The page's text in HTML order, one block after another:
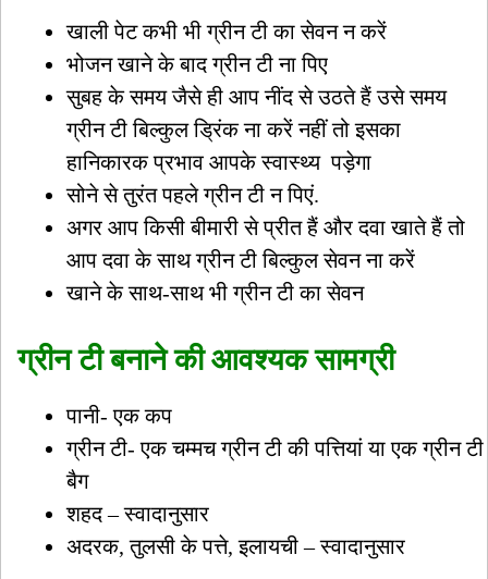
खाली पेट कभी भी ग्रीन टी का सेवन न करें
भोजन खाने के बाद ग्रीन टी ना पिए
सुबह के समय जैसे ही आप नींद से उठते हैं उसे समय
ग्रीन टी बिल्कुल ड्रिंक ना करें नहीं तो इसका
हानिकारक प्रभाव आपके स्वास्थ्य पड़ेगा
सोने से तुरंत पहले ग्रीन टी न पिएं.
अगर आप किसी बीमारी से प्रीत हैं और दवा खाते हैं तो
आप दवा के साथ ग्रीन टी बिल्कुल सेवन ना करें
खाने के साथ-साथ भी ग्रीन टी का सेवन
ग्रीन टी बनाने की आवश्यक सामग्री
पानी- एक कप
ग्रीन टी- एक चम्मच ग्रीन टी की पत्तियां या एक ग्रीन टी
बैग
शहद – स्वादानुसार
अदरक, तुलसी के पत्ते, इलायची – स्वादानुसार